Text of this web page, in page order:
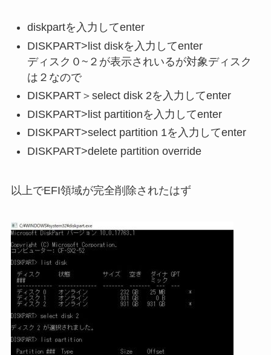
diskpartを入力してenter
DISKPART>list diskを入力してenter
ディスク０~２が表示されいるが対象ディスク
は２なので
DISKPART＞select disk 2を入力してenter
DISKPART>list partitionを入力してenter
DISKPART>select partition 1を入力してenter
DISKPART>delete partition override
以上でEFI領域が完全削除されたはず